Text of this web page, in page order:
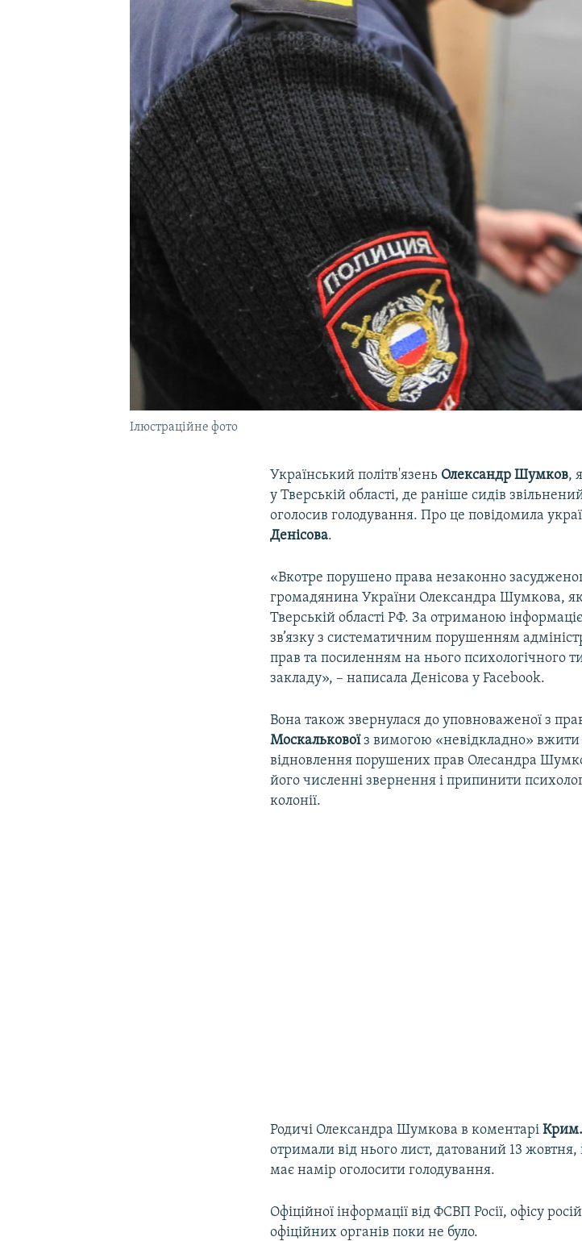
УКРАЇНСЬКА ПРОБЛЕМА КРИМУ
Ілюстраційне фото
Український політв'язень Олександр Шумков,
у Тверській області, де раніше сидів
оголосив голодування. Про це повідомила
Денісова.
«Вкотре порушено права незаконно
громадянина України Олександра Шумкова,
Тверській області РФ. За отриманою
зв’язку з систематичним порушенням
прав та посиленням на нього психологічного
закладу», – написала Денісова у Facebook.
Вона також звернулася до уповноваженої з
Москальковоїз вимогою «невідкладно» вжити
відновлення порушених прав Олесандра
його численні звернення і припинити
колонії.
Родичі Олександра Шумкова в коментарі
отримали від нього лист, датований 13
має намір оголосити голодування.
Офіційної інформації від ФСВП Росії, офісу
офіційних органів поки не було.